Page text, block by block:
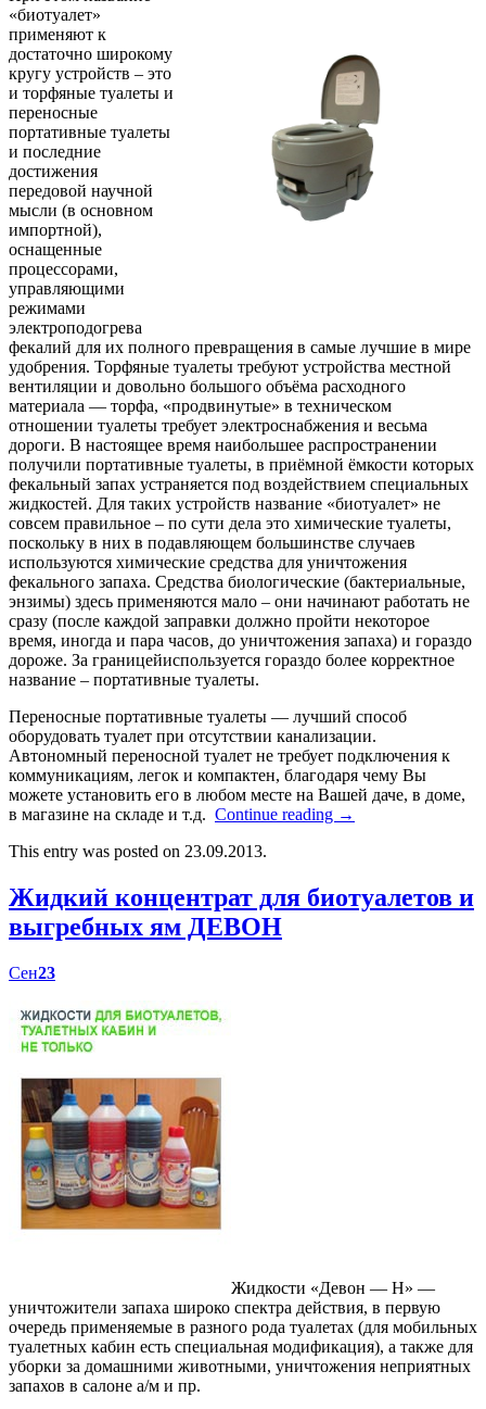
«биотуалет»
применяют к
достаточно широкому
кругу устройств – это
и торфяные туалеты и
переносные
портативные туалеты
и последние
достижения
передовой научной
мысли (в основном
импортной),
оснащенные
процессорами,
управляющими
режимами
электроподогрева
фекалий для их полного превращения в самые лучшие в мире
удобрения. Торфяные туалеты требуют устройства местной
вентиляции и довольно большого объёма расходного
материала — торфа, «продвинутые» в техническом
отношении туалеты требует электроснабжения и весьма
дороги. В настоящее время наибольшее распространении
получили портативные туалеты, в приёмной ёмкости которых
фекальный запах устраняется под воздействием специальных
жидкостей. Для таких устройств название «биотуалет» не
совсем правильное – по сути дела это химические туалеты,
поскольку в них в подавляющем большинстве случаев
используются химические средства для уничтожения
фекального запаха. Средства биологические (бактериальные,
энзимы) здесь применяются мало – они начинают работать не
сразу (после каждой заправки должно пройти некоторое
время, иногда и пара часов, до уничтожения запаха) и гораздо
дороже. За границейиспользуется гораздо более корректное
название – портативные туалеты.
Переносные портативные туалеты — лучший способ
оборудовать туалет при отсутствии канализации.
Автономный переносной туалет не требует подключения к
коммуникациям, легок и компактен, благодаря чему Вы
можете установить его в любом месте на Вашей даче, в доме,
в магазине на складе и т.д. Continue reading →
This entry was posted on 23.09.2013.
Жидкий концентрат для биотуалетов и
выгребных ям ДЕВОН
Сен23
Жидкости «Девон — Н» —
уничтожители запаха широко спектра действия, в первую
очередь применяемые в разного рода туалетах (для мобильных
туалетных кабин есть специальная модификация), а также для
уборки за домашними животными, уничтожения неприятных
запахов в салоне а/м и пр.